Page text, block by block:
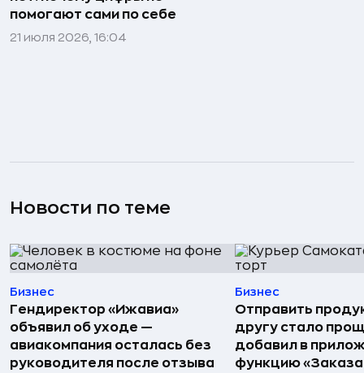
помогают сами по себе
21 июля 2026, 16:04
Новости по теме
Бизнес
Гендиректор «Ижавиа»
объявил об уходе —
авиакомпания осталась без
руководителя после отзыва
Бизнес
Отправить
другу стало
добавил в
функцию